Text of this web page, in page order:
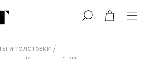
и толстовки /